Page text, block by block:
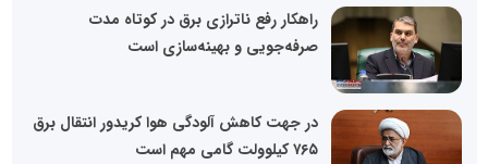
راهکار رفع ناترازی برق در کوتاه مدت
صرفه‌جویی و بهینه‌سازی است
در جهت کاهش آلودگی هوا کریدور انتقال برق
۷۶۵ کیلوولت گامی مهم است